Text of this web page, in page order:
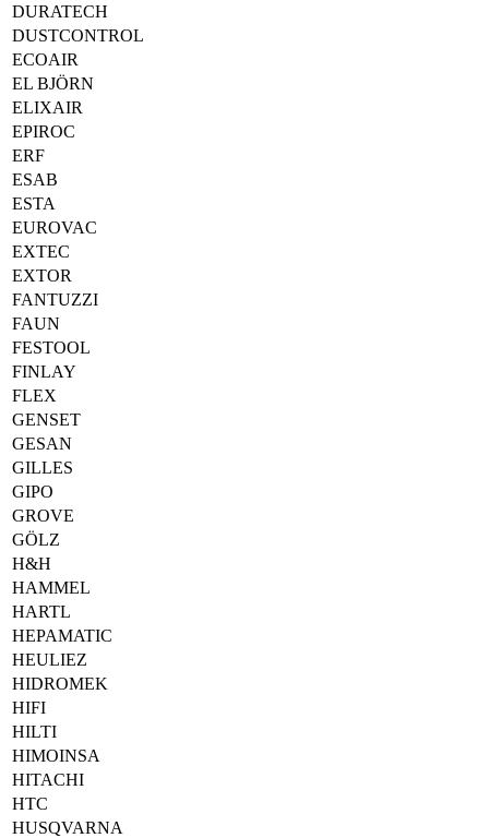
DURATECH
DUSTCONTROL
ECOAIR
EL BJÖRN
ELIXAIR
EPIROC
ERF
ESAB
ESTA
EUROVAC
EXTEC
EXTOR
FANTUZZI
FAUN
FESTOOL
FINLAY
FLEX
GENSET
GESAN
GILLES
GIPO
GROVE
GÖLZ
H&H
HAMMEL
HARTL
HEPAMATIC
HEULIEZ
HIDROMEK
HIFI
HILTI
HIMOINSA
HITACHI
HTC
HUSQVARNA